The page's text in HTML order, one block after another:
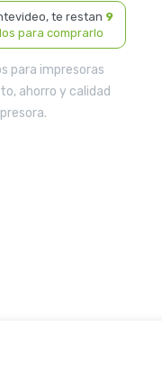
te restan 9
para comprarlo
para impresoras
ahorro y calidad